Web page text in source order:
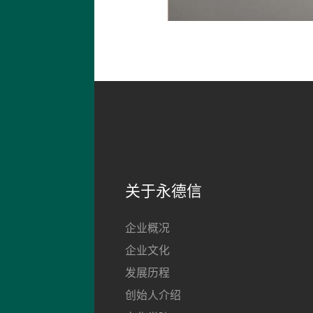
关于永德信
企业概况
企业文化
发展历程
创始人介绍